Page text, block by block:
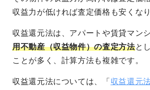
収益力が低ければ査定価格も安くなり
収益還元法は、アパートや賃貸マン
用不動産（収益物件）の査定方法と
ことが多く、計算方法も複雑です。
収益還元法については、「 収益還元